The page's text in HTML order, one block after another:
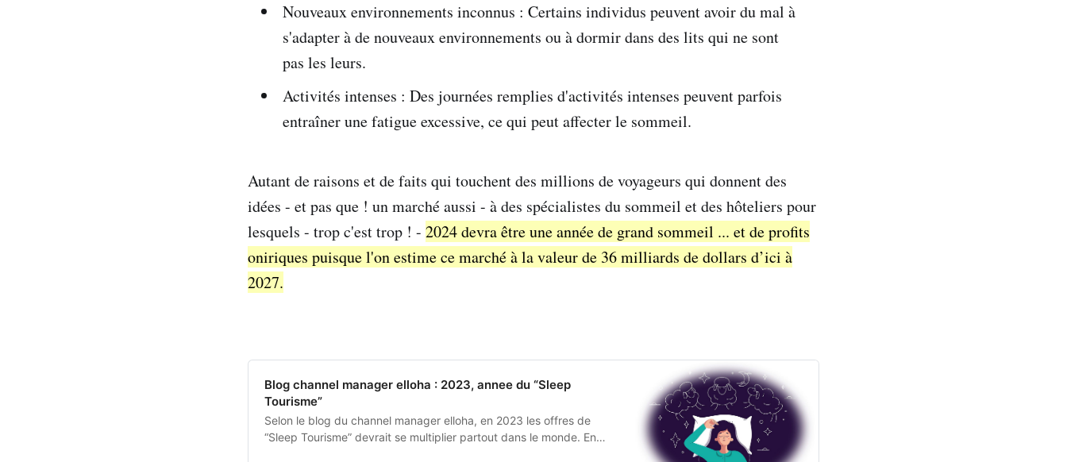
Nouveaux environnements inconnus : Certains individus peuvent avoir du mal à
s'adapter à de nouveaux environnements ou à dormir dans des lits qui ne sont
pas les leurs.
Activités intenses : Des journées remplies d'activités intenses peuvent parfois
entraîner une fatigue excessive, ce qui peut affecter le sommeil.
Autant de raisons et de faits qui touchent des millions de voyageurs qui donnent des
idées - et pas que ! un marché aussi - à des spécialistes du sommeil et des hôteliers pour
lesquels - trop c'est trop ! - 2024 devra être une année de grand sommeil ... et de profits
oniriques puisque l'on estime ce marché à la valeur de 36 milliards de dollars d’ici à
2027.
Blog channel manager elloha : 2023, annee du “Sleep
Tourisme”
Selon le blog du channel manager elloha, en 2023 les offres de
“Sleep Tourisme” devrait se multiplier partout dans le monde. En